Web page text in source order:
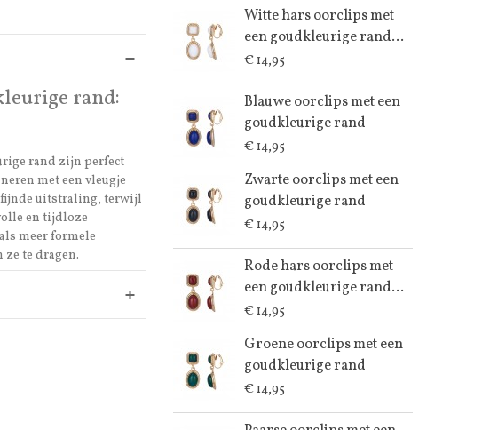
rand:
rand zijn perfect
met een vleugje
uitstraling, terwijl
en tijdloze
meer formele
ze te dragen.
Witte hars oorclips met
een goudkleurige rand...
€ 14,95
Blauwe oorclips met een
goudkleurige rand
€ 14,95
Zwarte oorclips met een
goudkleurige rand
€ 14,95
Rode hars oorclips met
een goudkleurige rand...
€ 14,95
Groene oorclips met een
goudkleurige rand
€ 14,95